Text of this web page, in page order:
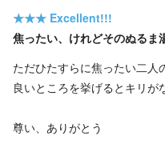
★★★ Excellent!!!
焦ったい、けれどそのぬるま
ただひたすらに焦ったい二人
良いところを挙げるとキリが
尊い、ありがとう